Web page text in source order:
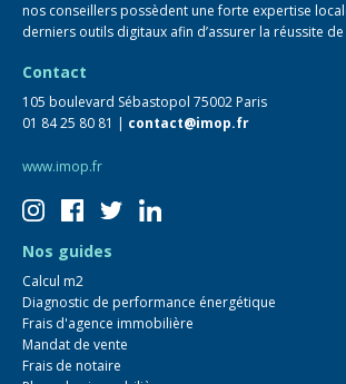
nos conseillers possèdent une forte expertise
derniers outils digitaux afin d’assurer la réussite
Contact
105 boulevard Sébastopol 75002 Paris
01 84 25 80 81 | contact@imop.fr
www.imop.fr
Nos guides
Calcul m2
Diagnostic de performance énergétique
Frais d'agence immobilière
Mandat de vente
Frais de notaire